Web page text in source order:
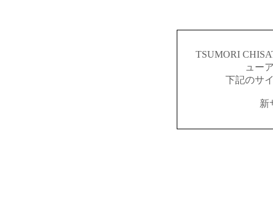
TSUMORI
ュー
下記のサ
新